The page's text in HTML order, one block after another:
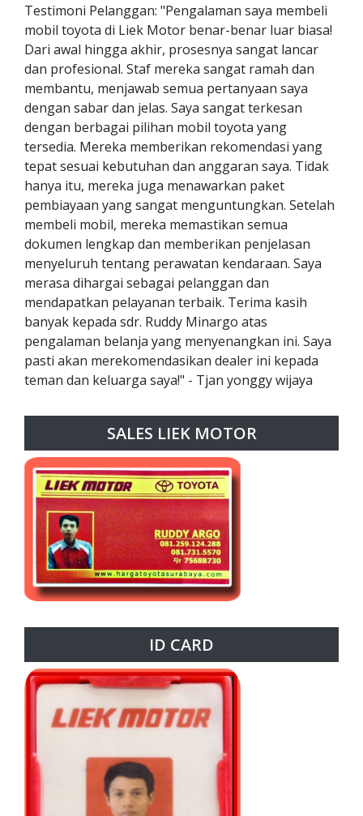
Testimoni Pelanggan: "Pengalaman saya membeli
mobil toyota di Liek Motor benar-benar luar biasa!
Dari awal hingga akhir, prosesnya sangat lancar
dan profesional. Staf mereka sangat ramah dan
membantu, menjawab semua pertanyaan saya
dengan sabar dan jelas. Saya sangat terkesan
dengan berbagai pilihan mobil toyota yang
tersedia. Mereka memberikan rekomendasi yang
tepat sesuai kebutuhan dan anggaran saya. Tidak
hanya itu, mereka juga menawarkan paket
pembiayaan yang sangat menguntungkan. Setelah
membeli mobil, mereka memastikan semua
dokumen lengkap dan memberikan penjelasan
menyeluruh tentang perawatan kendaraan. Saya
merasa dihargai sebagai pelanggan dan
mendapatkan pelayanan terbaik. Terima kasih
banyak kepada sdr. Ruddy Minargo atas
pengalaman belanja yang menyenangkan ini. Saya
pasti akan merekomendasikan dealer ini kepada
teman dan keluarga saya!" - Tjan yonggy wijaya
SALES LIEK MOTOR
ID CARD